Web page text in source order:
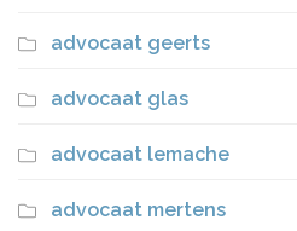
advocaat geerts
advocaat glas
advocaat lemache
advocaat mertens